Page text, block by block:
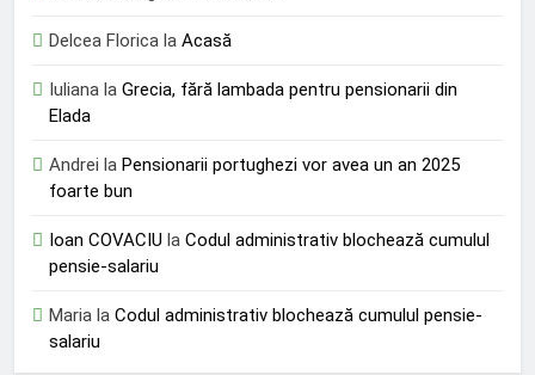
Delcea Florica la Acasă
Iuliana la Grecia, fără lambada pentru pensionarii din
Elada
Andrei la Pensionarii portughezi vor avea un an 2025
foarte bun
Ioan COVACIU la Codul administrativ blochează cumulul
pensie-salariu
Maria la Codul administrativ blochează cumulul pensie-
salariu